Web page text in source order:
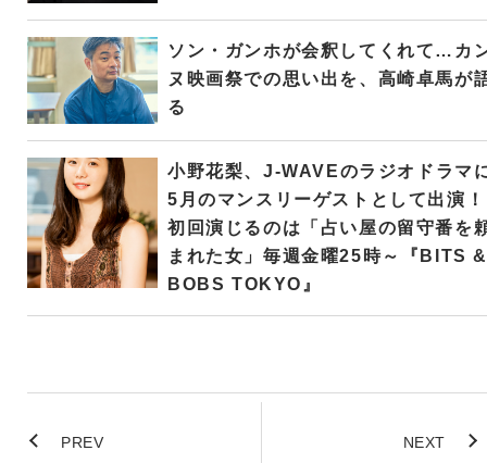
ソン・ガンホが会釈してくれて…カ
ヌ映画祭での思い出を、高崎卓馬が
る
小野花梨、J-WAVEのラジオドラマ
5月のマンスリーゲストとして出演！
初回演じるのは「占い屋の留守番を
まれた女」毎週金曜25時～『BITS &
BOBS TOKYO』
PREV NEXT